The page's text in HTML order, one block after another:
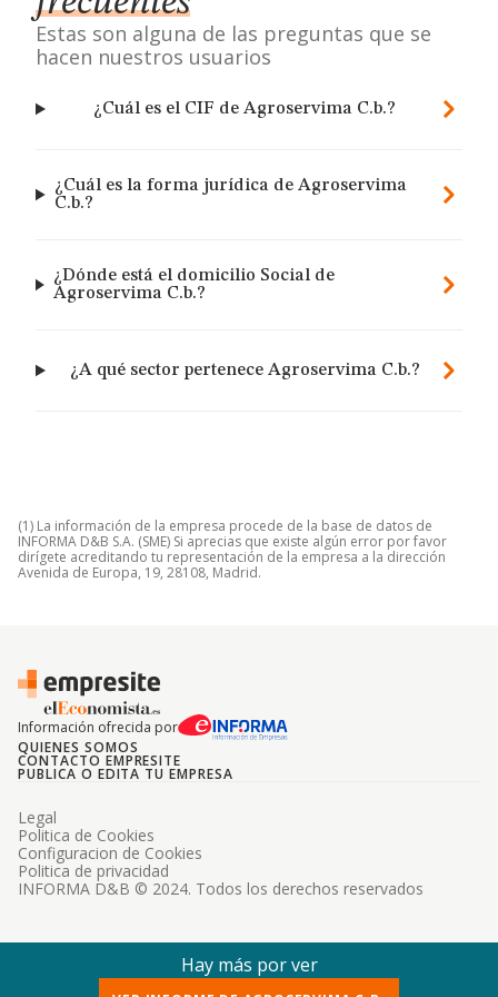
Estas son alguna de las preguntas que se
hacen nuestros usuarios
¿Cuál es el CIF de Agroservima C.b.?
¿Cuál es la forma jurídica de Agroservima
C.b.?
¿Dónde está el domicilio Social de
Agroservima C.b.?
¿A qué sector pertenece Agroservima C.b.?
(1) La información de la empresa procede de la base de datos de
INFORMA D&B S.A. (SME) Si aprecias que existe algún error por favor
dirígete acreditando tu representación de la empresa a la dirección
Avenida de Europa, 19, 28108, Madrid.
Información ofrecida por
QUIENES SOMOS
CONTACTO EMPRESITE
PUBLICA O EDITA TU EMPRESA
INFORMA D&B © 2024. Todos los derechos reservados
Legal
Politica de Cookies
Configuracion de Cookies
Politica de privacidad
Hay más por ver